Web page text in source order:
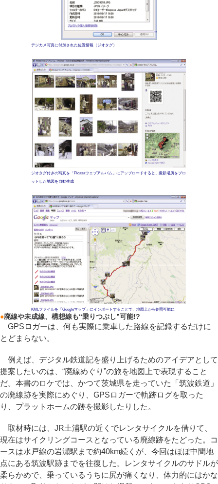
デジカメ写真に付加された位置情報（ジオタグ）
ジオタグ付きの写真を「Picasaウェブアルバム」にアップロードすると、撮影場所をプロ
ットした地図を自動生成
KMLファイルを「Googleマップ」にインポートすることで、地図上から参照可能に
●廃線や未成線、構想線も“乗りつぶし”可能!?
GPSロガーは、何も実際に乗車した路線を記録するだけに
とどまらない。
例えば、デジタル鉄道記を盛り上げるためのアイデアとして
提案したいのは、“廃線めぐり”の旅を地図上で表現すること
だ。本書のロケでは、かつて茨城県を走っていた「筑波鉄道」
の廃線跡を実際にめぐり、GPSロガーで軌跡ログを取った
り、プラットホームの跡を撮影したりした。
取材時には、JR土浦駅の近くでレンタサイクルを借りて、
現在はサイクリングコースとなっている廃線跡をたどった。コ
ースは水戸線の岩瀬駅まで約40km続くが、今回はほぼ中間地
点にある筑波駅跡までを往復した。レンタサイクルのサドルが
柔らかめで、乗っているうちに尻が痛くなり、体力的にはかな